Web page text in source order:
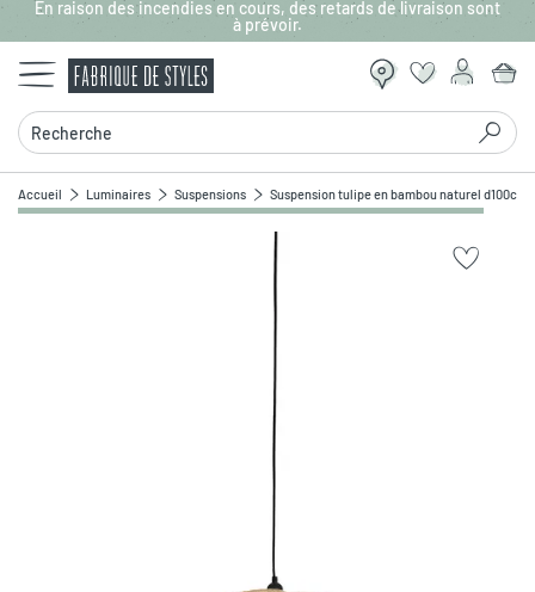
Aller au contenu principal
En raison des incendies en cours, des retards de livraison sont
à prévoir.
Recherche
Accueil Luminaires Suspensions Suspension tulipe en bambou naturel d100cm